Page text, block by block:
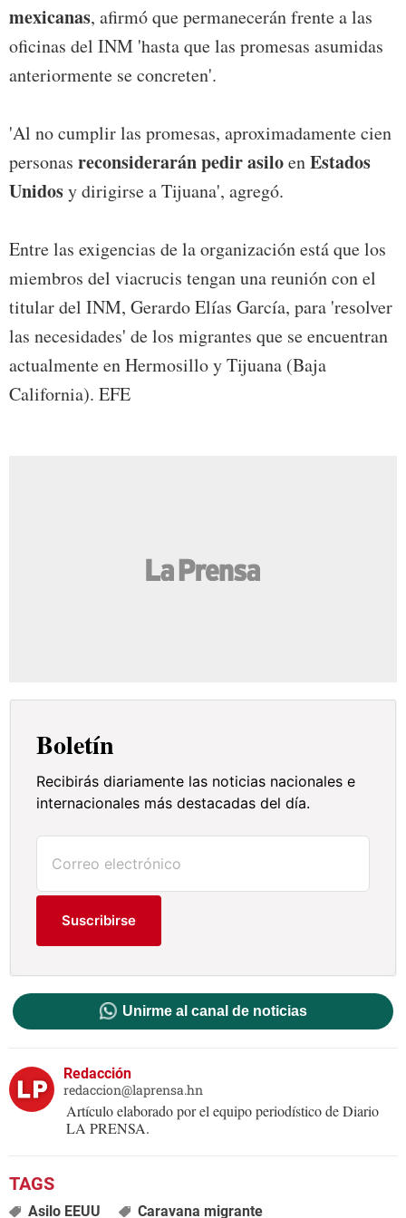
mexicanas, afirmó que permanecerán frente a las
oficinas del INM 'hasta que las promesas asumidas
anteriormente se concreten'.
'Al no cumplir las promesas, aproximadamente cien
personas reconsiderarán pedir asiloenEstados
Unidosy dirigirse a Tijuana', agregó.
Entre las exigencias de la organización está que los
miembros del viacrucis tengan una reunión con el
titular del INM, Gerardo Elías García, para 'resolver
las necesidades' de los migrantes que se encuentran
actualmente en Hermosillo y Tijuana (Baja
California). EFE
Boletín
Recibirás diariamente las noticias nacionales e
internacionales más destacadas del día.
Suscribirse
Unirme al canal de noticias
Redacción
redaccion@laprensa.hn
Artículo elaborado por el equipo periodístico de Diario
LA PRENSA.
Asilo EEUU
Caravana migrante